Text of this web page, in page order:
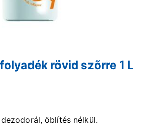
rövid szõrre 1 L
öblítés nélkül.